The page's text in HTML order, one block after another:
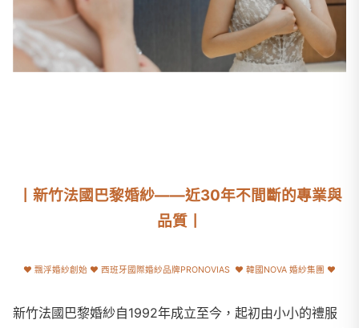
丨新竹法國巴黎婚紗——近30年不間斷的專業與
品質丨
♥ 飄浮婚紗創始 ♥ 西班牙國際婚紗品牌PRONOVIAS ♥ 韓國NOVA 婚紗集團 ♥
新竹法國巴黎婚紗自1992年成立至今，起初由小小的禮服